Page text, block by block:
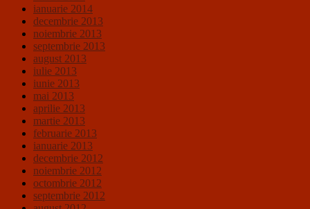
ianuarie 2014
decembrie 2013
noiembrie 2013
septembrie 2013
august 2013
iulie 2013
iunie 2013
mai 2013
aprilie 2013
martie 2013
februarie 2013
ianuarie 2013
decembrie 2012
noiembrie 2012
octombrie 2012
septembrie 2012